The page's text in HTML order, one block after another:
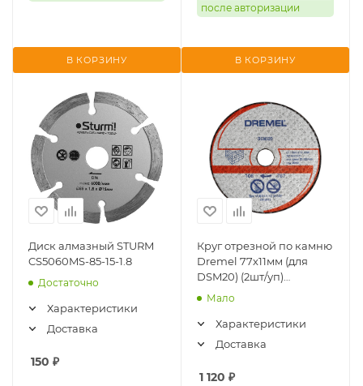
В КОРЗИНУ
после авторизации
В КОРЗИНУ
Диск алмазный STURM
CS5060MS-85-15-1.8
Достаточно
Характеристики
Доставка
150 ₽
Круг отрезной по камню
Dremel 77х11мм (для
DSM20) (2шт/уп)
2615S520JA
Мало
Характеристики
Доставка
1 120 ₽